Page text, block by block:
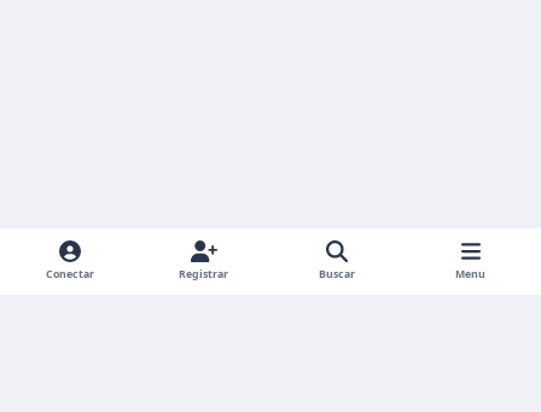
Conectar Registrar Buscar Menu